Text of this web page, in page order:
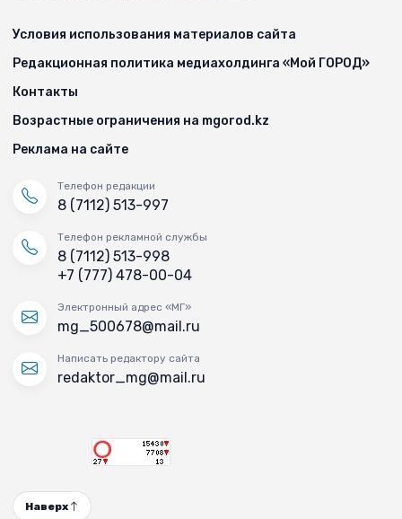
Условия использования материалов сайта
Редакционная политика медиахолдинга «Мой ГОРОД»
Контакты
Возрастные ограничения на mgorod.kz
Реклама на сайте
Телефон редакции
8 (7112) 513-997
Телефон рекламной службы
8 (7112) 513-998
+7 (777) 478-00-04
Электронный адрес «МГ»
mg_500678@mail.ru
Написать редактору сайта
redaktor_mg@mail.ru
Наверх